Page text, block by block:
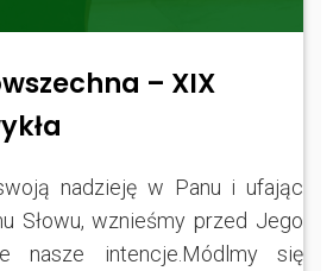
– XIX
nadzieję w Panu i ufając
Słowu, wznieśmy przed Jego
nasze intencje.Módlmy się